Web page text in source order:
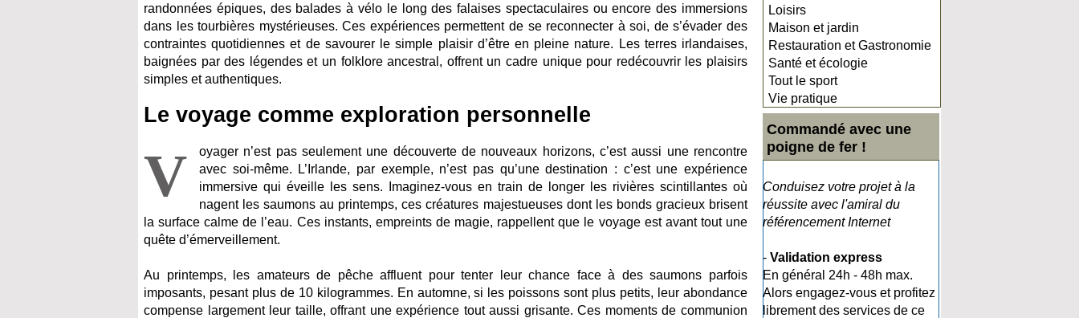
Loisirs
Maison et jardin
Restauration et Gastronomie
Santé et écologie
Tout le sport
Vie pratique
Commandé avec une
poigne de fer !
Conduisez votre projet à la
réussite avec l'amiral du
référencement Internet
- Validation express
En général 24h - 48h max.
Alors engagez-vous et profitez
librement des services de ce
randonnées épiques, des balades à vélo le long des falaises spectaculaires ou encore des immersions
dans les tourbières mystérieuses. Ces expériences permettent de se reconnecter à soi, de s’évader des
contraintes quotidiennes et de savourer le simple plaisir d’être en pleine nature. Les terres irlandaises,
baignées par des légendes et un folklore ancestral, offrent un cadre unique pour redécouvrir les plaisirs
simples et authentiques.
Le voyage comme exploration personnelle
V
oyager n’est pas seulement une découverte de nouveaux horizons, c’est aussi une rencontre
avec soi-même. L’Irlande, par exemple, n’est pas qu’une destination : c’est une expérience
immersive qui éveille les sens. Imaginez-vous en train de longer les rivières scintillantes où
nagent les saumons au printemps, ces créatures majestueuses dont les bonds gracieux brisent
la surface calme de l’eau. Ces instants, empreints de magie, rappellent que le voyage est avant tout une
quête d’émerveillement.
Au printemps, les amateurs de pêche affluent pour tenter leur chance face à des saumons parfois
imposants, pesant plus de 10 kilogrammes. En automne, si les poissons sont plus petits, leur abondance
compense largement leur taille, offrant une expérience tout aussi grisante. Ces moments de communion